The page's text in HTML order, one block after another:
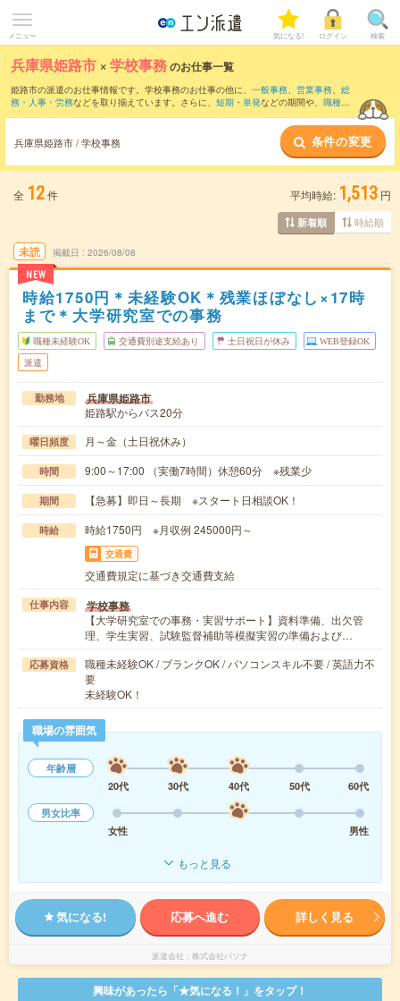
メニュー 気になる! ログイン 検索
兵庫県姫路市 ×学校事務のお仕事一覧
姫路市の派遣のお仕事情報です。学校事務のお仕事の他に、 一般事務、 営業事務、 総
務・人事・労務などを取り揃えています。さらに、 短期 ・ 単発などの期間や、 職種未
兵庫県姫路市 / 学校事務 条件の変更
全 12件 平均時給: 1,513 円
新着順 時給順
未読
NEW
掲載日 2026/08/08
時給1750円＊未経験OK＊残業ほぼなし×17時
まで＊大学研究室での事務
職種未経験OK 交通費別途支給あり 土日祝日が休み WEB登録OK
派遣
勤務地 兵庫県姫路市
姫路駅からバス20分
曜日頻度 月～金（土日祝休み）
時間 9:00～17:00 （実働7時間）休憩60分 ※残業少
期間 【急募】即日～長期 ※スタート日相談OK！
時給 時給1750円 ※月収例 245000円～
交通費
交通費規定に基づき交通費支給
仕事内容 学校事務
【大学研究室での事務・実習サポート】資料準備、出欠管
理、学生実習、試験監督補助等模擬実習の準備および…
応募資格
職種未経験OK / ブランクOK / パソコンスキル不要 / 英語力不
要
未経験OK！
職場の雰囲気
年齢層
20代
30代 40代 50代
60代
男女比率
女性
男性
もっと見る
気になる! 応募へ進む 詳しく見る
派遣会社 株式会社パソナ
興味があったら「★気になる！」をタップ！